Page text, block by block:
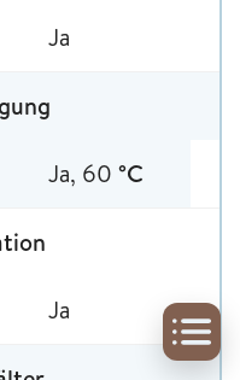
Ja
Ja, 60 °C
Ja